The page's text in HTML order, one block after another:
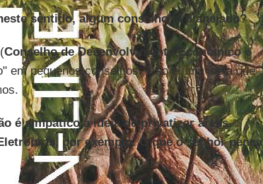
sentido, algum conselho já planejado?
Conselho de Desenvolvimento Econômico e
em pequenos conselhos. Isso é uma ideia que
é simpático à ideia de privatizar áreas
por exemplo. O que o senhor pensa